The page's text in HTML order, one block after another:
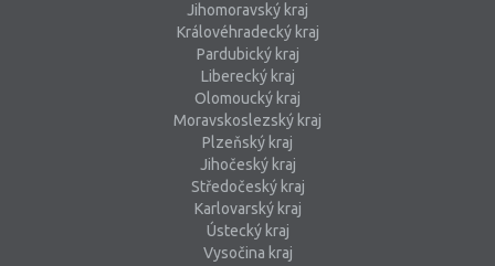
Jihomoravský kraj
Královéhradecký kraj
Pardubický kraj
Liberecký kraj
Olomoucký kraj
Moravskoslezský kraj
Plzeňský kraj
Jihočeský kraj
Středočeský kraj
Karlovarský kraj
Ústecký kraj
Vysočina kraj